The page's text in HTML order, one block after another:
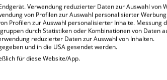
am Marienkrankenhaus gGmbH
Verwendung reduzierter Daten zur Auswahl von
von Profilen zur Auswahl personalisierter
Profilen zur Auswahl personalisierter Inhalte. Messung
durch Statistiken oder Kombinationen von Daten
reduzierter Daten zur Auswahl von Inhalten.
und in die USA gesendet werden.
für diese Website/App.